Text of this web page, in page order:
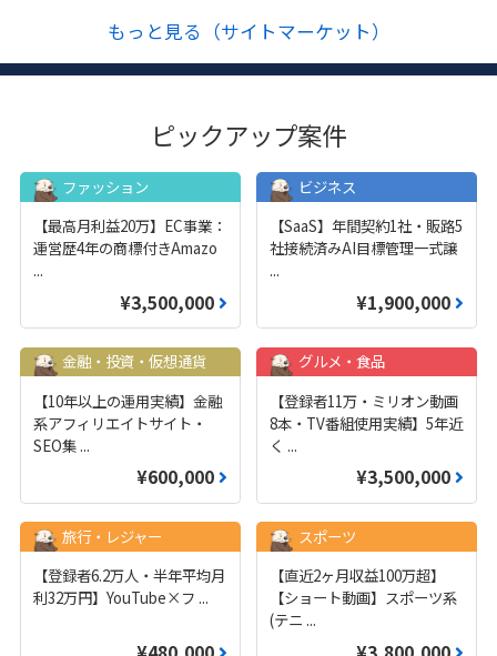
もっと見る（サイトマーケット）
ピックアップ案件
ファッション
【最高月利益20万】EC事業：
運営歴4年の商標付きAmazo
...
¥3,500,000
ビジネス
【SaaS】年間契約1社・販路5
社接続済みAI目標管理一式譲
...
¥1,900,000
金融・投資・仮想通貨
【10年以上の運用実績】金融
系アフィリエイトサイト・
SEO集 ...
¥600,000
グルメ・食品
【登録者11万・ミリオン動画
8本・TV番組使用実績】5年近
く ...
¥3,500,000
旅行・レジャー
【登録者6.2万人・半年平均月
利32万円】YouTube×フ ...
スポーツ
【直近2ヶ月収益100万超】
【ショート動画】スポーツ系
(テニ ...